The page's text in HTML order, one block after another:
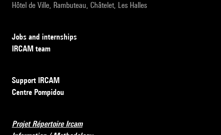
Hôtel de Ville, Rambuteau, Châtelet, Les Halles
Jobs and internships
IRCAM team
Support IRCAM
Centre Pompidou
Projet Répertoire Ircam